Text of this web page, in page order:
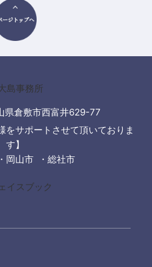
倉敷市西富井629-77
をサポートさせて頂いておりま
す】
岡山市 ・総社市